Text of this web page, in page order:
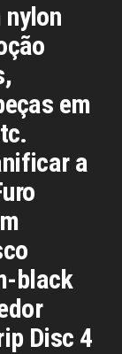
nylon
em
a
black
Disc 4